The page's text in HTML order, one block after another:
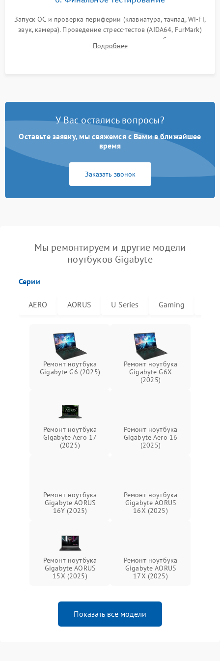
Запуск ОС и проверка периферии (клавиатура, тачпад, Wi-Fi,
звук, камера). Проведение стресс-тестов (AIDA64, FurMark)
для контроля температурного режима и стабильности
системы под пиковой нагрузкой.
Подробнее
У Вас остались вопросы?
Оставьте заявку, мы свяжемся с Вами в ближайшее
время
Заказать звонок
Мы ремонтируем и другие модели
ноутбуков Gigabyte
Серии
AERO AORUS U Series Gaming
Ремонт ноутбука
Gigabyte G6 (2025)
Ремонт ноутбука
Gigabyte G6X
(2025)
Ремонт ноутбука
Gigabyte Aero 17
(2025)
Ремонт ноутбука
Gigabyte Aero 16
(2025)
Ремонт ноутбука
Gigabyte AORUS
16Y (2025)
Ремонт ноутбука
Gigabyte AORUS
16X (2025)
Ремонт ноутбука
Gigabyte AORUS
15X (2025)
Ремонт ноутбука
Gigabyte AORUS
17X (2025)
Показать все модели